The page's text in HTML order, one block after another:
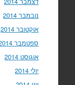
נובמבר 2014
אוקטובר 2014
ספטמבר 2014
אוגוסט 2014
יולי 2014